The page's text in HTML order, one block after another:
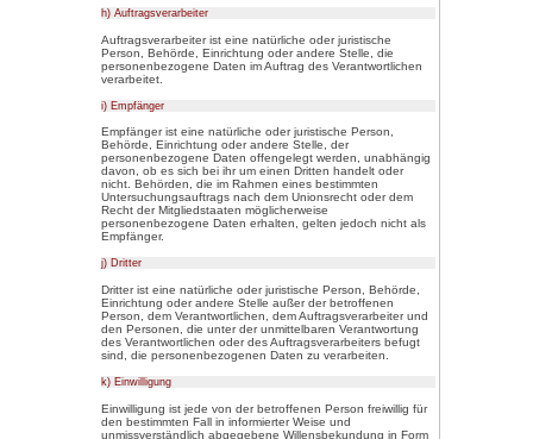
identifizierbar wird eine
direkt oder indirekt,
Standortdaten, zu einer
oder mehreren
physischen,
wirtschaftlichen, kulturellen
natürlichen Person sind,
b) betroffene Person
Betroffene Person ist jede
natürliche Person, deren
werden.